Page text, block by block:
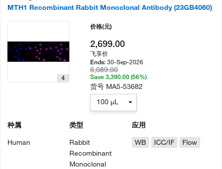
MTH1 Recombinant Rabbit Monoclonal Antibody (23GB4060)
4
种属
Human
类型
Rabbit
Recombinant
Monoclonal
应用
WB
ICC/IF Flow
价格(元)
2,699.00
飞享价
Ends:30-Sep-2026
6,089.00
Save 3,390.00 (56%)
货号 MA5-53682
100 µL